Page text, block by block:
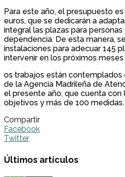
Para este año, el presupuesto
euros, que se dedicarán a
integral las plazas para
dependencia. De esta manera,
instalaciones para adecuar 145
intervenir en los próximos
os trabajos están contemplados
de la Agencia Madrileña de
el presente año, que cuenta con
objetivos y más de 100 medidas.
Compartir
Facebook
Twitter
Últimos artículos